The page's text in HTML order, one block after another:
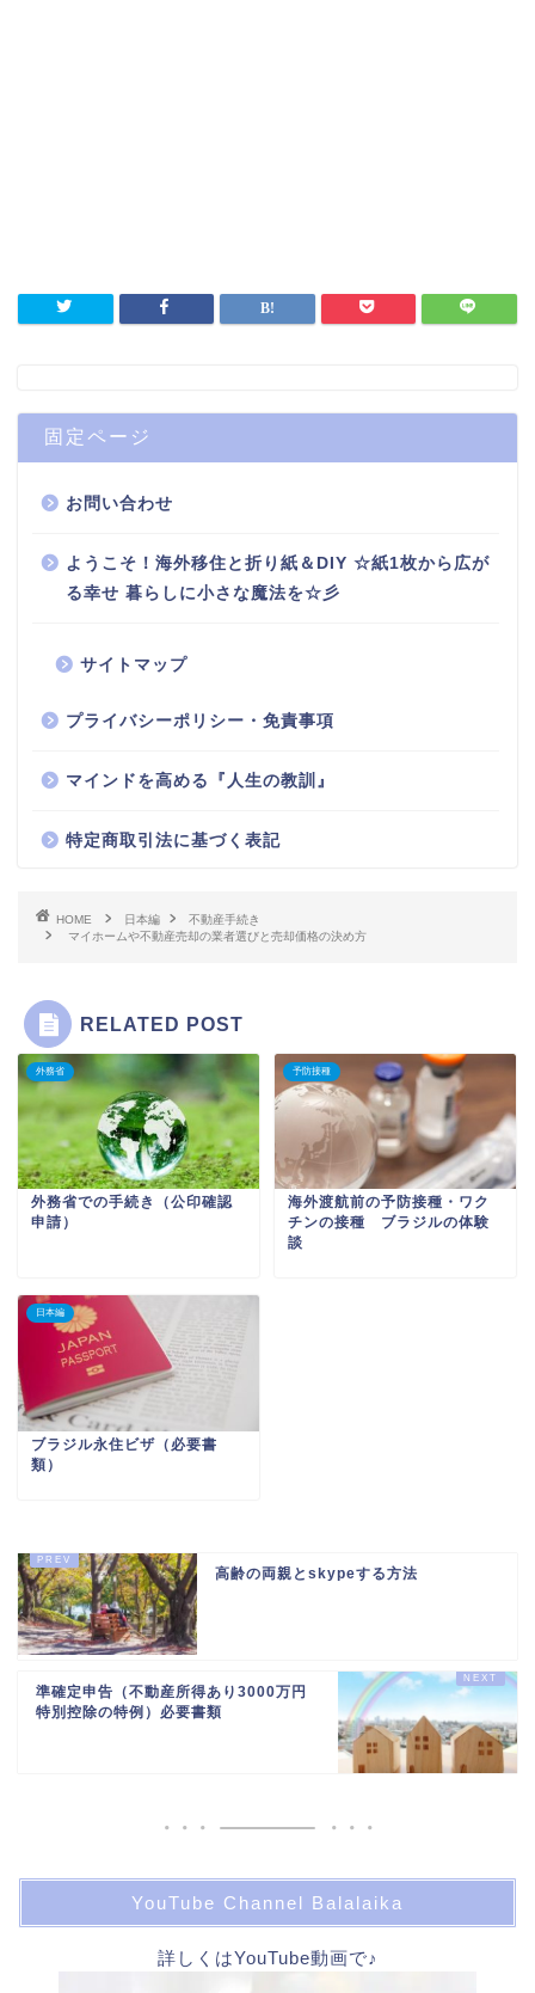
固定ページ
お問い合わせ
ようこそ！海外移住と折り紙＆DIY ☆紙1枚から広が
る幸せ 暮らしに小さな魔法を☆彡
サイトマップ
プライバシーポリシー・免責事項
マインドを高める『人生の教訓』
特定商取引法に基づく表記
HOME 日本編
不動産手続き
マイホームや不動産売却の業者選びと売却価格の決め方
RELATED POST
外務省
外務省での手続き（公印確認
申請）
予防接種
海外渡航前の予防接種・ワク
チンの接種 ブラジルの体験
談
日本編
ブラジル永住ビザ（必要書
類）
高齢の両親とskypeする方法
準確定申告（不動産所得あり3000万円
特別控除の特例）必要書類
YouTube Channel Balalaika
詳しくはYouTube動画で♪